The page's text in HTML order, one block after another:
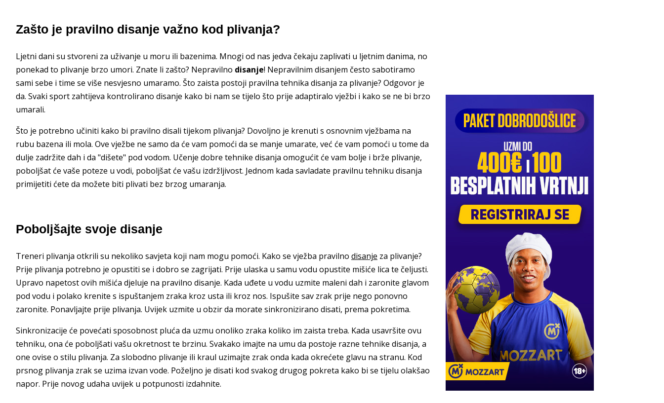
Zašto je pravilno disanje važno kod plivanja?
Ljetni dani su stvoreni za uživanje u moru ili bazenima. Mnogi od nas jedva čekaju zaplivati u ljetnim danima, no
ponekad to plivanje brzo umori. Znate li zašto? Nepravilno disanje! Nepravilnim disanjem često sabotiramo
sami sebe i time se više nesvjesno umaramo. Što zaista postoji pravilna tehnika disanja za plivanje? Odgovor je
da. Svaki sport zahtijeva kontrolirano disanje kako bi nam se tijelo što prije adaptiralo vježbi i kako se ne bi brzo
umarali.
Što je potrebno učiniti kako bi pravilno disali tijekom plivanja? Dovoljno je krenuti s osnovnim vježbama na
rubu bazena ili mola. Ove vježbe ne samo da će vam pomoći da se manje umarate, već će vam pomoći u tome da
dulje zadržite dah i da "dišete" pod vodom. Učenje dobre tehnike disanja omogućit će vam bolje i brže plivanje,
poboljšat će vaše poteze u vodi, poboljšat će vašu izdržljivost. Jednom kada savladate pravilnu tehniku disanja
primijetiti ćete da možete biti plivati bez brzog umaranja.
Poboljšajte svoje disanje
Treneri plivanja otkrili su nekoliko savjeta koji nam mogu pomoći. Kako se vježba pravilno disanje za plivanje?
Prije plivanja potrebno je opustiti se i dobro se zagrijati. Prije ulaska u samu vodu opustite mišiće lica te čeljusti.
Upravo napetost ovih mišića djeluje na pravilno disanje. Kada uđete u vodu uzmite maleni dah i zaronite glavom
pod vodu i polako krenite s ispuštanjem zraka kroz usta ili kroz nos. Ispušite sav zrak prije nego ponovno
zaronite. Ponavljajte prije plivanja. Uvijek uzmite u obzir da morate sinkronizirano disati, prema pokretima.
Sinkronizacije će povećati sposobnost pluća da uzmu onoliko zraka koliko im zaista treba. Kada usavršite ovu
tehniku, ona će poboljšati vašu okretnost te brzinu. Svakako imajte na umu da postoje razne tehnike disanja, a
one ovise o stilu plivanja. Za slobodno plivanje ili kraul uzimajte zrak onda kada okrećete glavu na stranu. Kod
prsnog plivanja zrak se uzima izvan vode. Poželjno je disati kod svakog drugog pokreta kako bi se tijelu olakšao
napor. Prije novog udaha uvijek u potpunosti izdahnite.